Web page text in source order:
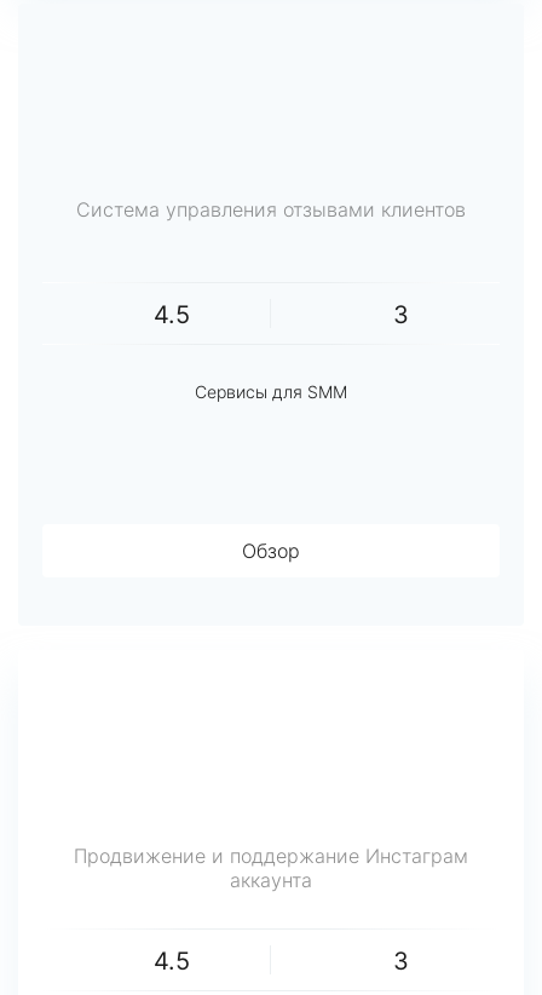
Система управления отзывами клиентов
4.5 3
Сервисы для SMM
Обзор
Продвижение и поддержание Инстаграм
аккаунта
4.5 3